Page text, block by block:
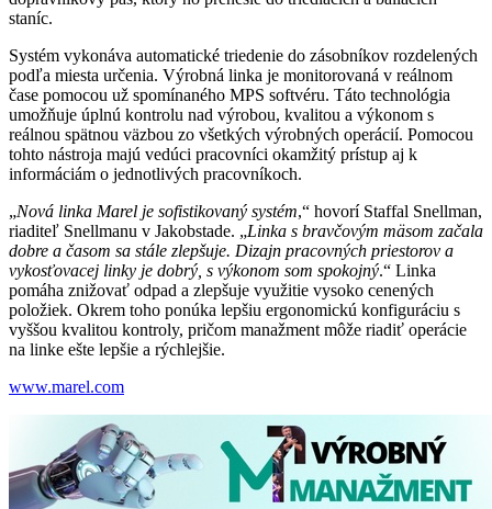
staníc.
Systém vykonáva automatické triedenie do zásobníkov rozdelených
podľa miesta určenia. Výrobná linka je monitorovaná v reálnom
čase pomocou už spomínaného MPS softvéru. Táto technológia
umožňuje úplnú kontrolu nad výrobou, kvalitou a výkonom s
reálnou spätnou väzbou zo všetkých výrobných operácií. Pomocou
tohto nástroja majú vedúci pracovníci okamžitý prístup aj k
informáciám o jednotlivých pracovníkoch.
„Nová linka Marel je sofistikovaný systém,“ hovorí Staffal Snellman,
riaditeľ Snellmanu v Jakobstade. „Linka s bravčovým mäsom začala
dobre a časom sa stále zlepšuje. Dizajn pracovných priestorov a
vykosťovacej linky je dobrý, s výkonom som spokojný.“ Linka
pomáha znižovať odpad a zlepšuje využitie vysoko cenených
položiek. Okrem toho ponúka lepšiu ergonomickú konfiguráciu s
vyššou kvalitou kontroly, pričom manažment môže riadiť operácie
na linke ešte lepšie a rýchlejšie.
www.marel.com